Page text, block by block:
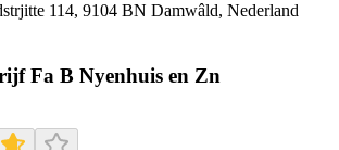
114, 9104 BN Damwâld, Nederland
Fa B Nyenhuis en Zn